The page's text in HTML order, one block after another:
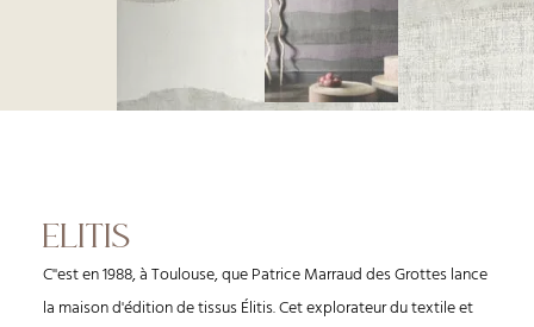
ELITIS
C''est en 1988, à Toulouse, que Patrice Marraud des Grottes lance
la maison d'édition de tissus Élitis. Cet explorateur du textile et